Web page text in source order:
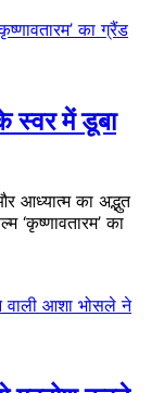
में डूबा
आध्यात्म का अद्भुत
‘कृष्णावतारम’ का